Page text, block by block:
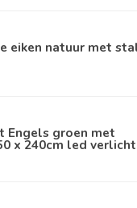
eiken natuur met
Engels groen met
x 240cm led